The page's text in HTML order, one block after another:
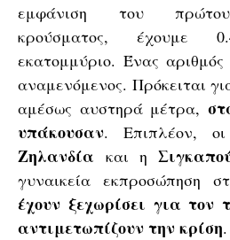
εμφάνιση του πρώτου
κρούσματος, έχουμε
εκατομμύριο. Ένας
αναμενόμενος. Πρόκειται
αμέσως αυστηρά μέτρα,
υπάκουσαν. Επιπλέον, οι
Ζηλανδία και η
γυναικεία εκπροσώπηση
έχουν ξεχωρίσει για τον
αντιμετωπίζουν την κρίση.